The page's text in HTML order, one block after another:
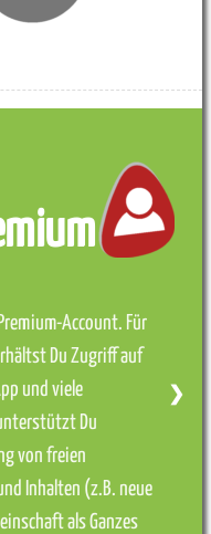
Account. Für
Du Zugriff auf
und viele
Du
von freien
Inhalten (z.B. neue
als Ganzes
❯